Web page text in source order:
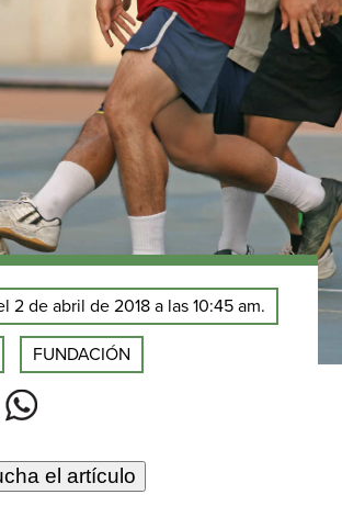
2 de abril de 2018 a las 10:45 am.
FUNDACIÓN
el artículo